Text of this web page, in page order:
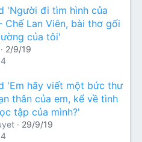
'Người đi tìm hình của
Chế Lan Viên, bài thơ gối
của tôi'
2/9/19
'Em hãy viết một bức thư
thân của em, kể về tình
tập của mình?'
29/9/19